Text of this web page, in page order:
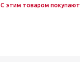
С этим товаром покупают